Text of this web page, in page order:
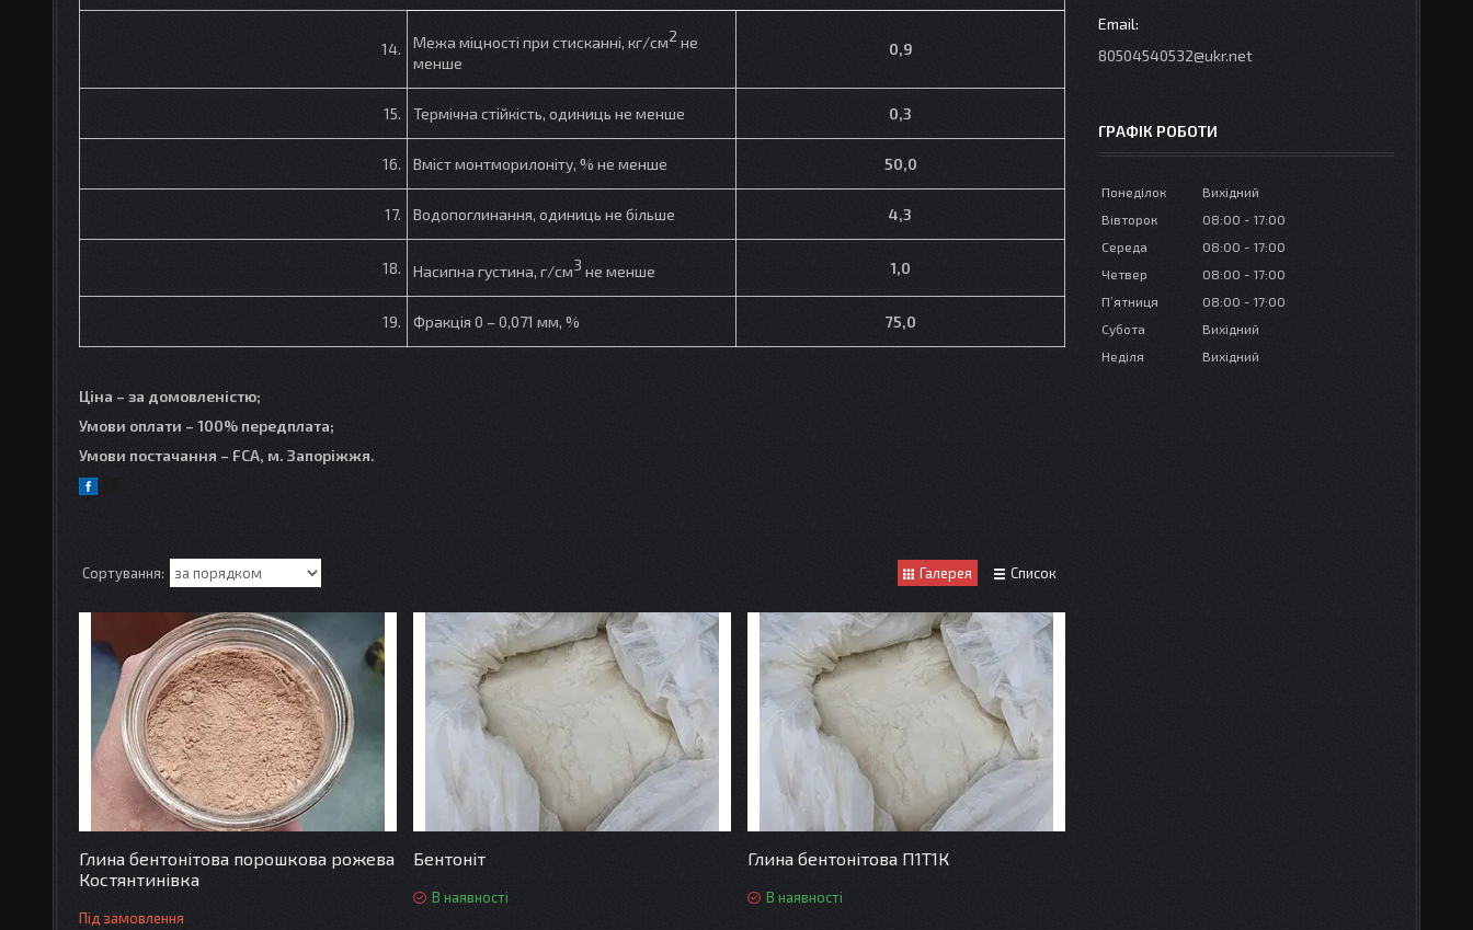
14. Межа міцності при стисканні, кг/см2 не
менше
0,9
15. Термічна стійкість, одиниць не менше 0,3
16. Вміст монтморилоніту, % не менше 50,0
17. Водопоглинання, одиниць не більше 4,3
18. Насипна густина, г/см3 не менше 1,0
19. Фракція 0 – 0,071 мм, % 75,0
Ціна – за домовленістю;
Умови оплати – 100% передплата;
Умови постачання – FCA, м. Запоріжжя.
Галерея Список
Глина бентонітова порошкова рожева
Костянтинівка
Під замовлення
Бентоніт
В наявності
Глина бентонітова П1Т1К
В наявності
80504540532@ukr.net
ГРАФІК РОБОТИ
Понеділок
Вихідний
Вівторок
08:00
17:00
Середа
08:00
17:00
Четвер
08:00
17:00
Пʼятниця
08:00
17:00
Субота
Вихідний
Неділя
Вихідний